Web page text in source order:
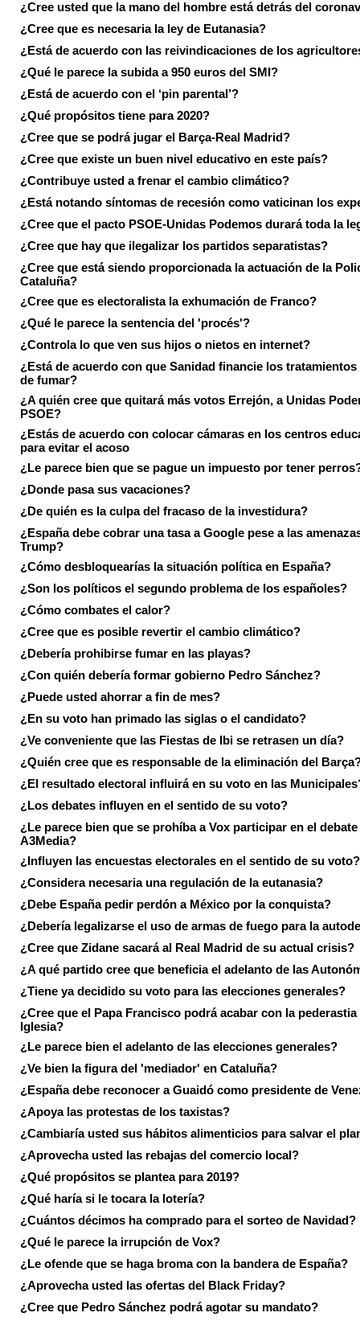
¿Cree usted que la mano del hombre está detrás del
¿Cree que es necesaria la ley de Eutanasia?
¿Está de acuerdo con las reivindicaciones de los
¿Qué le parece la subida a 950 euros del SMI?
¿Está de acuerdo con el ‘pin parental’?
¿Qué propósitos tiene para 2020?
¿Cree que se podrá jugar el Barça-Real Madrid?
¿Cree que existe un buen nivel educativo en este país?
¿Contribuye usted a frenar el cambio climático?
¿Está notando síntomas de recesión como vaticinan los
¿Cree que el pacto PSOE-Unidas Podemos durará toda la
¿Cree que hay que ilegalizar los partidos separatistas?
¿Cree que está siendo proporcionada la actuación de la
Cataluña?
¿Cree que es electoralista la exhumación de Franco?
¿Qué le parece la sentencia del 'procés'?
¿Controla lo que ven sus hijos o nietos en internet?
¿Está de acuerdo con que Sanidad financie los tratamientos
de fumar?
¿A quién cree que quitará más votos Errejón, a Unidas
PSOE?
¿Estás de acuerdo con colocar cámaras en los centros
para evitar el acoso
¿Le parece bien que se pague un impuesto por tener
¿Donde pasa sus vacaciones?
¿De quién es la culpa del fracaso de la investidura?
¿España debe cobrar una tasa a Google pese a las
Trump?
¿Cómo desbloquearías la situación política en España?
¿Son los políticos el segundo problema de los españoles?
¿Cómo combates el calor?
¿Cree que es posible revertir el cambio climático?
¿Debería prohibirse fumar en las playas?
¿Con quién debería formar gobierno Pedro Sánchez?
¿Puede usted ahorrar a fin de mes?
¿En su voto han primado las siglas o el candidato?
¿Ve conveniente que las Fiestas de Ibi se retrasen un día?
¿Quién cree que es responsable de la eliminación del
¿El resultado electoral influirá en su voto en las
¿Los debates influyen en el sentido de su voto?
¿Le parece bien que se prohíba a Vox participar en el debate
A3Media?
¿Influyen las encuestas electorales en el sentido de su voto?
¿Considera necesaria una regulación de la eutanasia?
¿Debe España pedir perdón a México por la conquista?
¿Debería legalizarse el uso de armas de fuego para la
¿Cree que Zidane sacará al Real Madrid de su actual crisis?
¿A qué partido cree que beneficia el adelanto de las
¿Tiene ya decidido su voto para las elecciones generales?
¿Cree que el Papa Francisco podrá acabar con la pederastia
Iglesia?
¿Le parece bien el adelanto de las elecciones generales?
¿Ve bien la figura del 'mediador' en Cataluña?
¿España debe reconocer a Guaidó como presidente de
¿Apoya las protestas de los taxistas?
¿Cambiaría usted sus hábitos alimenticios para salvar el
¿Aprovecha usted las rebajas del comercio local?
¿Qué propósitos se plantea para 2019?
¿Qué haría si le tocara la lotería?
¿Cuántos décimos ha comprado para el sorteo de Navidad?
¿Qué le parece la irrupción de Vox?
¿Le ofende que se haga broma con la bandera de España?
¿Aprovecha usted las ofertas del Black Friday?
¿Cree que Pedro Sánchez podrá agotar su mandato?